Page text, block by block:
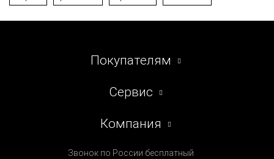
Покупателям
Сервис
Компания
Звонок по России бесплатный